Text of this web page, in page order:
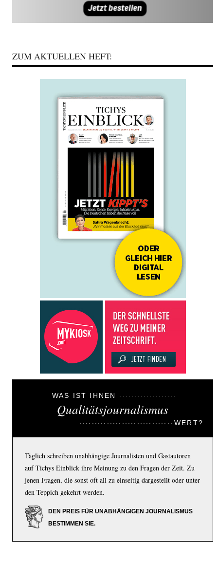
ZUM AKTUELLEN HEFT:
WAS IST IHNEN
Qualitätsjournalismus
WERT?
Täglich schreiben unabhängige Journalisten und Gastautoren
auf Tichys Einblick ihre Meinung zu den Fragen der Zeit. Zu
jenen Fragen, die sonst oft all zu einseitig dargestellt oder unter
den Teppich gekehrt werden.
DEN PREIS FÜR UNABHÄNGIGEN JOURNALISMUS
BESTIMMEN SIE.